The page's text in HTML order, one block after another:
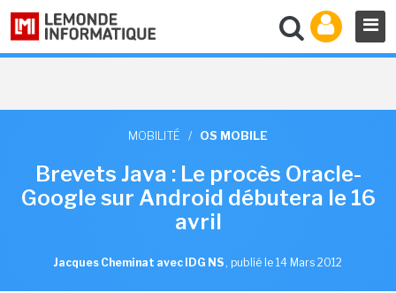
MOBILITÉ / OS MOBILE
Brevets Java : Le procès Oracle-
Google sur Android débutera le 16
avril
Jacques Cheminat avec IDG NS , publié le 14 Mars 2012